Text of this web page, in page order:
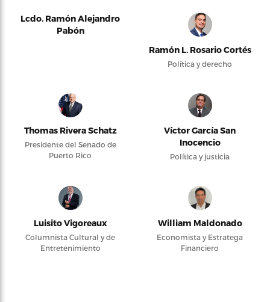
Lcdo. Ramón Alejandro
Pabón
Ramón L. Rosario Cortés
Política y derecho
Thomas Rivera Schatz
Presidente del Senado de
Puerto Rico
Víctor García San
Inocencio
Política y justicia
Luisito Vigoreaux
Columnista Cultural y de
Entretenimiento
William Maldonado
Economista y Estratega
Financiero